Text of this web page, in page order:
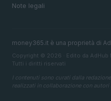
Note legali
money365.it è una proprietà di
Copyright © 2026 · Edito da AdHub
Tutti i diritti riservati
I contenuti sono curati dalla
realizzati in collaborazione con autori